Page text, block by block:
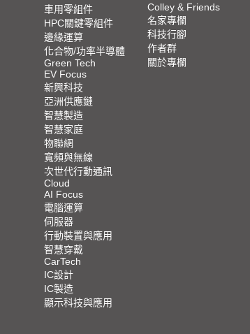
車用零組件
HPC關鍵零組件
邊緣運算
化合物/功率半導體
Green Tech
EV Focus
新興科技
亞洲供應鏈
智慧製造
智慧家庭
物聯網
寬頻與無線
次世代行動通訊
Cloud
AI Focus
電腦運算
伺服器
行動裝置與應用
智慧穿戴
CarTech
IC設計
IC製造
顯示科技與應用
Colley & Friends
名家專欄
科技行腳
作者群
關於專欄